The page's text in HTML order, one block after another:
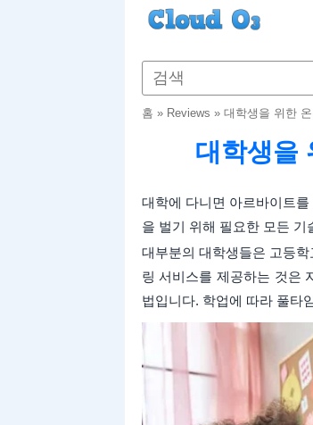
홈 » Reviews » 대학생을 위한
대학생을
대학에 다니면 아르바이트
을 벌기 위해 필요한 모든
대부분의 대학생들은 고등
링 서비스를 제공하는 것은
법입니다. 학업에 따라 풀타